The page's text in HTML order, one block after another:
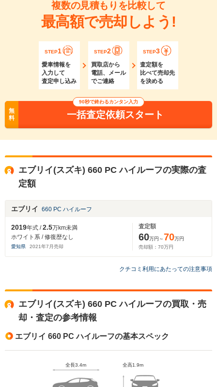
複数の見積もりを比較して
最高額で売却しよう!
STEP1
愛車情報を
入力して
査定申し込み
STEP2
買取店から
電話、メール
でご連絡
STEP3
査定額を
比べて売却先
を決める
無
料
90秒で終わるカンタン入力
一括査定依頼スタート
エブリイ(スズキ) 660 PC ハイルーフの実際の査
定額
エブリイ 660 PC ハイルーフ
2019年式 /2.5万km未満
ホワイト系 / 修復歴なし
愛知県 2021年7 月売却
査定額
60万円～70万円
売却額： 70万円
クチコミ利用にあたっての注意事項
エブリイ(スズキ) 660 PC ハイルーフの買取・売
却・査定の参考情報
エブリイ 660 PC ハイルーフの基本スペック
全長3.4m 全高1.9m